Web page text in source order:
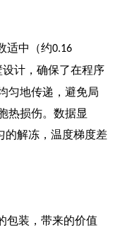
适中（约0.16
计，确保了在程序
匀地传递，避免局
热损伤。数据显
的解冻，温度梯度差
包装，带来的价值